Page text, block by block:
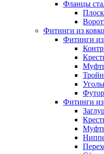
Фланцы
Фитинги из
Фитинги из
Фитинги из